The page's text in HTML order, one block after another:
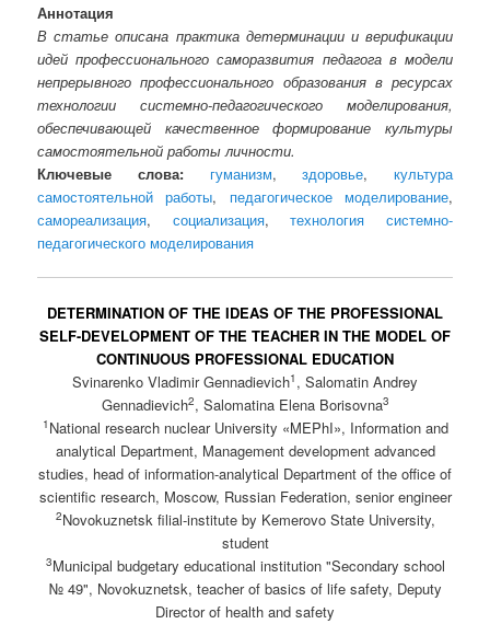
Аннотация
В статье описана практика детерминации и верификации
идей профессионального саморазвития педагога в модели
непрерывного профессионального образования в ресурсах
технологии системно-педагогического моделирования,
обеспечивающей качественное формирование культуры
самостоятельной работы личности.
Ключевые слова:
гуманизм,здоровье, культура
самостоятельной работы, педагогическое моделирование,
самореализация, социализация,технология системно-
педагогического моделирования
DETERMINATION OF THE IDEAS OF THE PROFESSIONAL
SELF-DEVELOPMENT OF THE TEACHER IN THE MODEL OF
CONTINUOUS PROFESSIONAL EDUCATION
Svinarenko Vladimir Gennadievich1 , Salomatin Andrey
Gennadievich2, Salomatina Elena Borisovna3
1 National research nuclear University «MEPhI», Information and
analytical Department, Management development advanced
studies, head of information-analytical Department of the office of
scientific research, Moscow, Russian Federation, senior engineer
2Novokuznetsk filial-institute by Kemerovo State University,
student
3Municipal budgetary educational institution "Secondary school
№ 49", Novokuznetsk, teacher of basics of life safety, Deputy
Director of health and safety